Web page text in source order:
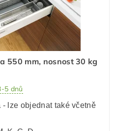
550 mm, nosnost 30 kg
5 dnů
- lze objednat také včetně